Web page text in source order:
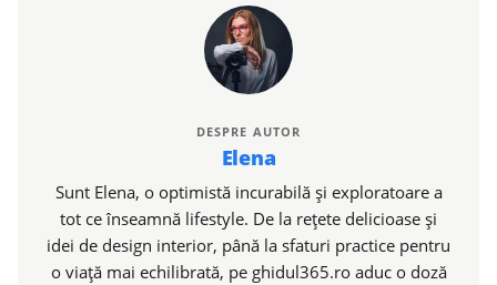
DESPRE AUTOR
Elena
Sunt Elena, o optimistă incurabilă și exploratoare a
tot ce înseamnă lifestyle. De la rețete delicioase și
idei de design interior, până la sfaturi practice pentru
o viață mai echilibrată, pe ghidul365.ro aduc o doză